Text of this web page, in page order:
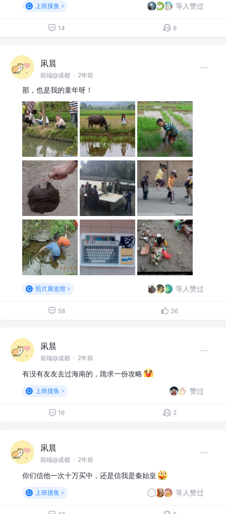
上班摸鱼 等人赞过
14 6
凩晨
前端@成都 · 2年前
那，也是我的童年呀！
照片展览馆 等人赞过
58 36
凩晨
前端@成都 · 2年前
有没有友友去过海南的，跪求一份攻略
上班摸鱼 赞过
16 2
凩晨
前端@成都 · 2年前
你们信他一次十万买中，还是信我是秦始皇
上班摸鱼 等人赞过